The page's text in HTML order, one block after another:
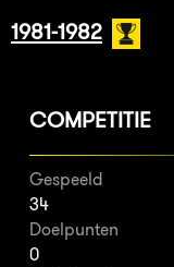
1981-1982
COMPETITIE
Gespeeld
34
Doelpunten
0